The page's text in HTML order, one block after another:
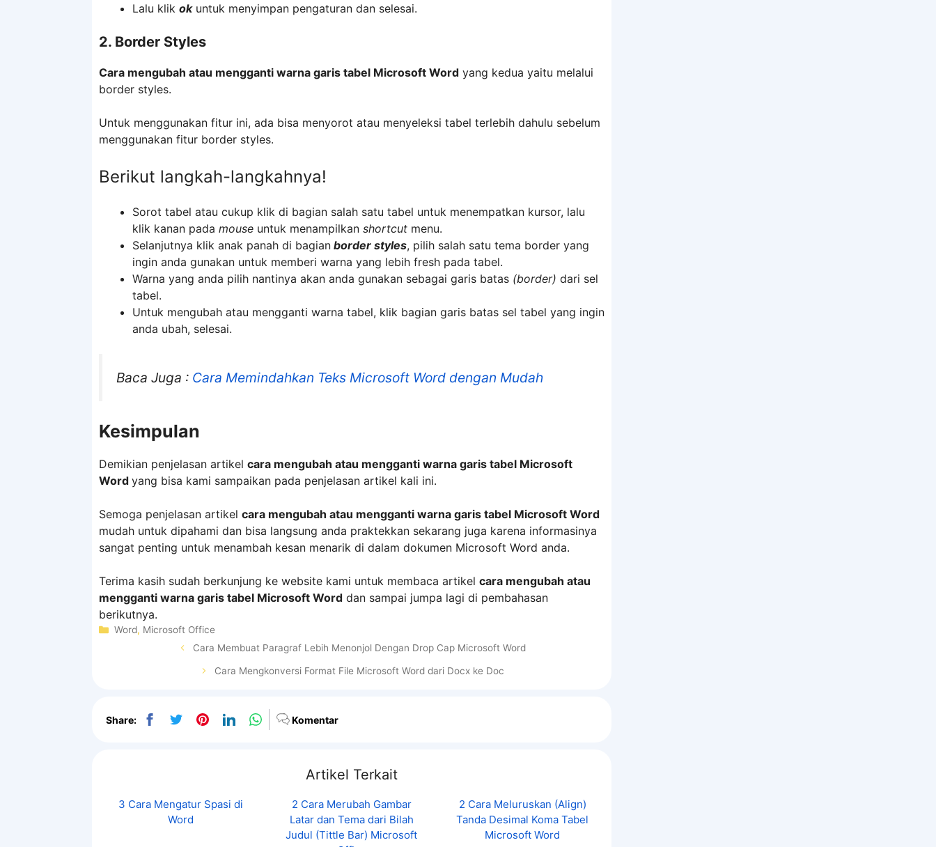
Lalu klik okuntuk menyimpan pengaturan dan selesai.
2. Border Styles
Cara mengubah atau mengganti warna garis tabel Microsoft Word yang kedua yaitu melalui
border styles.
Untuk menggunakan fitur ini, ada bisa menyorot atau menyeleksi tabel terlebih dahulu sebelum
menggunakan fitur border styles.
Berikut langkah-langkahnya!
Sorot tabel atau cukup klik di bagian salah satu tabel untuk menempatkan kursor, lalu
klik kanan pada mouse untuk menampilkan shortcut menu.
Selanjutnya klik anak panah di bagian border styles, pilih salah satu tema border yang
ingin anda gunakan untuk memberi warna yang lebih fresh pada tabel.
Warna yang anda pilih nantinya akan anda gunakan sebagai garis batas (border) dari sel
tabel.
Untuk mengubah atau mengganti warna tabel, klik bagian garis batas sel tabel yang ingin
anda ubah, selesai.
Baca Juga : Cara Memindahkan Teks Microsoft Word dengan Mudah
Kesimpulan
Demikian penjelasan artikel cara mengubah atau mengganti warna garis tabel Microsoft
Word yang bisa kami sampaikan pada penjelasan artikel kali ini.
Semoga penjelasan artikel cara mengubah atau mengganti warna garis tabel Microsoft Word
mudah untuk dipahami dan bisa langsung anda praktekkan sekarang juga karena informasinya
sangat penting untuk menambah kesan menarik di dalam dokumen Microsoft Word anda.
Terima kasih sudah berkunjung ke website kami untuk membaca artikel cara mengubah atau
mengganti warna garis tabel Microsoft Word dan sampai jumpa lagi di pembahasan
berikutnya.
Kategori
Word, Microsoft Office
Cara Membuat Paragraf Lebih Menonjol Dengan Drop Cap Microsoft Word
Cara Mengkonversi Format File Microsoft Word dari Docx ke Doc
Share: Komentar
Artikel Terkait
3 Cara Mengatur Spasi di
Word
2 Cara Merubah Gambar
Latar dan Tema dari Bilah
Judul (Tittle Bar) Microsoft
2 Cara Meluruskan (Align)
Tanda Desimal Koma Tabel
Microsoft Word